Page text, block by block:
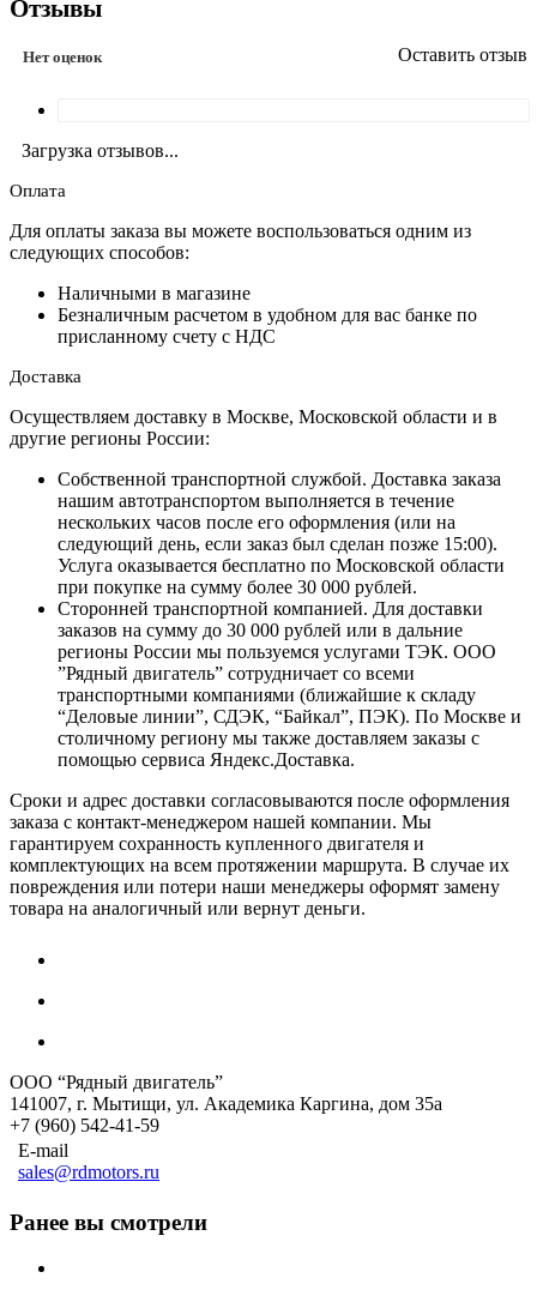
Отзывы
Нет оценок Оставить отзыв
Загрузка отзывов...
Оплата
Для оплаты заказа вы можете воспользоваться одним из
следующих способов:
Наличными в магазине
Безналичным расчетом в удобном для вас банке по
присланному счету с НДС
Доставка
Осуществляем доставку в Москве, Московской области и в
другие регионы России:
Собственной транспортной службой. Доставка заказа
нашим автотранспортом выполняется в течение
нескольких часов после его оформления (или на
следующий день, если заказ был сделан позже 15:00).
Услуга оказывается бесплатно по Московской области
при покупке на сумму более 30 000 рублей.
Сторонней транспортной компанией. Для доставки
заказов на сумму до 30 000 рублей или в дальние
регионы России мы пользуемся услугами ТЭК. ООО
”Рядный двигатель” сотрудничает со всеми
транспортными компаниями (ближайшие к складу
“Деловые линии”, СДЭК, “Байкал”, ПЭК). По Москве и
столичному региону мы также доставляем заказы с
помощью сервиса Яндекс.Доставка.
Сроки и адрес доставки согласовываются после оформления
заказа с контакт-менеджером нашей компании. Мы
гарантируем сохранность купленного двигателя и
комплектующих на всем протяжении маршрута. В случае их
повреждения или потери наши менеджеры оформят замену
товара на аналогичный или вернут деньги.
ООО “Рядный двигатель”
141007, г. Мытищи, ул. Академика Каргина, дом 35а
+7 (960) 542-41-59
E-mail
sales@rdmotors.ru
Ранее вы смотрели